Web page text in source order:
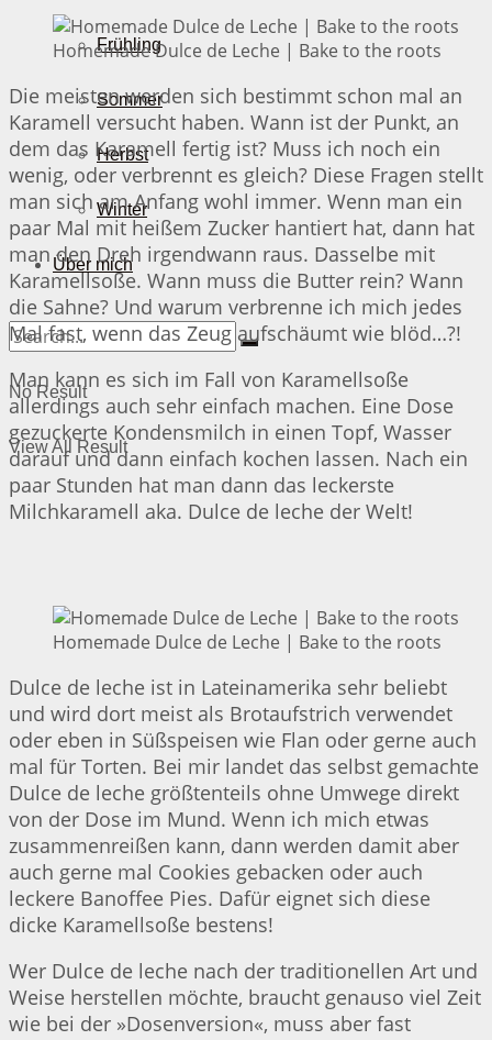
Frühling
Sommer
Herbst
Winter
Über mich
No Result
View All Result
Homemade Dulce de Leche | Bake to the roots
Die meisten werden sich bestimmt schon mal an
Karamell versucht haben. Wann ist der Punkt, an
dem das Karamell fertig ist? Muss ich noch ein
wenig, oder verbrennt es gleich? Diese Fragen stellt
man sich am Anfang wohl immer. Wenn man ein
paar Mal mit heißem Zucker hantiert hat, dann hat
man den Dreh irgendwann raus. Dasselbe mit
Karamellsoße. Wann muss die Butter rein? Wann
die Sahne? Und warum verbrenne ich mich jedes
Mal fast, wenn das Zeug aufschäumt wie blöd…?!
Man kann es sich im Fall von Karamellsoße
allerdings auch sehr einfach machen. Eine Dose
gezuckerte Kondensmilch in einen Topf, Wasser
darauf und dann einfach kochen lassen. Nach ein
paar Stunden hat man dann das leckerste
Milchkaramell aka. Dulce de leche der Welt!
Homemade Dulce de Leche | Bake to the roots
Dulce de leche ist in Lateinamerika sehr beliebt
und wird dort meist als Brotaufstrich verwendet
oder eben in Süßspeisen wie Flan oder gerne auch
mal für Torten. Bei mir landet das selbst gemachte
Dulce de leche größtenteils ohne Umwege direkt
von der Dose im Mund. Wenn ich mich etwas
zusammenreißen kann, dann werden damit aber
auch gerne mal Cookies gebacken oder auch
leckere Banoffee Pies. Dafür eignet sich diese
dicke Karamellsoße bestens!
Wer Dulce de leche nach der traditionellen Art und
Weise herstellen möchte, braucht genauso viel Zeit
wie bei der »Dosenversion«, muss aber fast